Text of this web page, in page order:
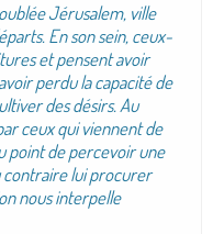
Jérusalem, ville
En son sein, ceux-
et pensent avoir
perdu la capacité de
des désirs. Au
ceux qui viennent de
point de percevoir une
contraire lui procurer
nous interpelle